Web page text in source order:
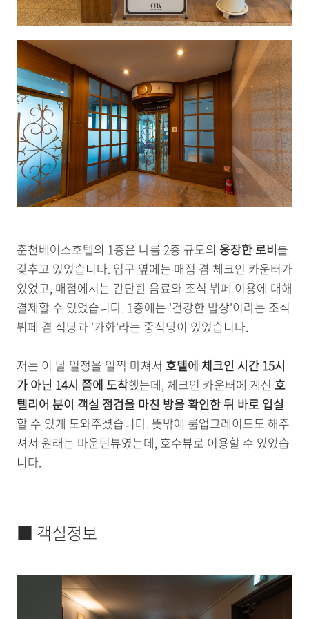
춘천베어스호텔의 1층은 나름 2층 규모의 웅장한 로비를
갖추고 있었습니다. 입구 옆에는 매점 겸 체크인 카운터가
있었고, 매점에서는 간단한 음료와 조식 뷔페 이용에 대해
결제할 수 있었습니다. 1층에는 '건강한 밥상'이라는 조식
뷔페 겸 식당과 '가화'라는 중식당이 있었습니다.
저는 이 날 일정을 일찍 마쳐서 호텔에 체크인 시간 15시
가 아닌 14시 쯤에 도착했는데, 체크인 카운터에 계신 호
텔리어 분이 객실 점검을 마친 방을 확인한 뒤 바로 입실
할 수 있게 도와주셨습니다. 뜻밖에 룸업그레이드도 해주
셔서 원래는 마운틴뷰였는데, 호수뷰로 이용할 수 있었습
니다.
■ 객실정보